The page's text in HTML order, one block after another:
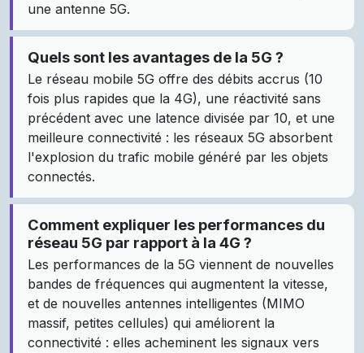
une antenne 5G.
Quels sont les avantages de la 5G ?
Le réseau mobile 5G offre des débits accrus (10
fois plus rapides que la 4G), une réactivité sans
précédent avec une latence divisée par 10, et une
meilleure connectivité : les réseaux 5G absorbent
l'explosion du trafic mobile généré par les objets
connectés.
Comment expliquer les performances du
réseau 5G par rapport à la 4G ?
Les performances de la 5G viennent de nouvelles
bandes de fréquences qui augmentent la vitesse,
et de nouvelles antennes intelligentes (MIMO
massif, petites cellules) qui améliorent la
connectivité : elles acheminent les signaux vers